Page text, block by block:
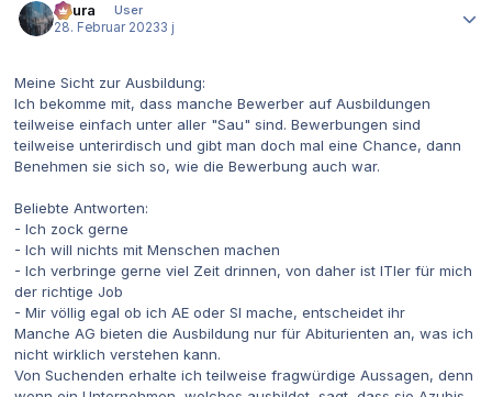
Asura
User
28. Februar 20233 j
Meine Sicht zur Ausbildung:
Ich bekomme mit, dass manche Bewerber auf Ausbildungen
teilweise einfach unter aller "Sau" sind. Bewerbungen sind
teilweise unterirdisch und gibt man doch mal eine Chance, dann
Benehmen sie sich so, wie die Bewerbung auch war.
Beliebte Antworten:
- Ich zock gerne
- Ich will nichts mit Menschen machen
- Ich verbringe gerne viel Zeit drinnen, von daher ist ITler für mich
der richtige Job
- Mir völlig egal ob ich AE oder SI mache, entscheidet ihr
Manche AG bieten die Ausbildung nur für Abiturienten an, was ich
nicht wirklich verstehen kann.
Von Suchenden erhalte ich teilweise fragwürdige Aussagen, denn